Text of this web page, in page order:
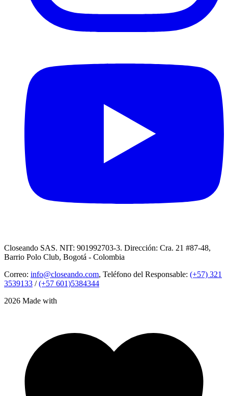
Closeando SAS. NIT: 901992703-3. Dirección: Cra. 21 #87-48,
Barrio Polo Club, Bogotá - Colombia
Correo: info@closeando.com, Teléfono del Responsable: (+57) 321
3539133 /(+57 601)5384344
2026 Made with